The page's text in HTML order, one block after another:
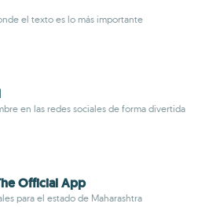
el texto es lo más importante
en las redes sociales de forma divertida
Official App
para el estado de Maharashtra